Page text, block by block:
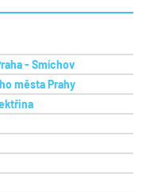
- Smíchov
města Prahy